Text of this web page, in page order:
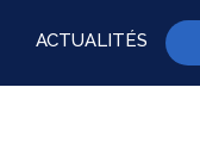
ACTUALITÉS